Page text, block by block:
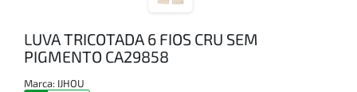
LUVA TRICOTADA 6 FIOS CRU SEM
PIGMENTO CA29858
Marca: IJHOU